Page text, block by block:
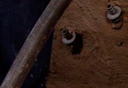
Ruimte is niet beoogd.
Google Analytics
Deze website maakt gebruik van
Amphitheatre Parkway Mountain
uw computer worden opgeslagen en
over uw gebruik van deze website
De opslag van cookies van Google
Onderwerp*